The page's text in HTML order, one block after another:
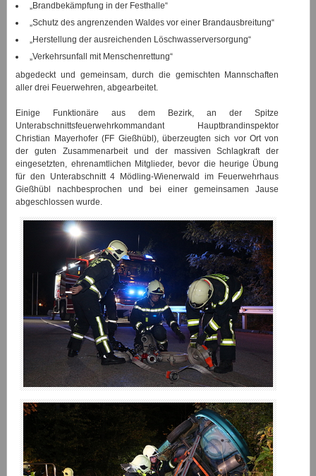
„Brandbekämpfung in der Festhalle“
„Schutz des angrenzenden Waldes vor einer Brandausbreitung“
„Herstellung der ausreichenden Löschwasserversorgung“
„Verkehrsunfall mit Menschenrettung“
abgedeckt und gemeinsam, durch die gemischten Mannschaften
aller drei Feuerwehren, abgearbeitet.
Einige Funktionäre aus dem Bezirk, an der Spitze
Unterabschnittsfeuerwehrkommandant Hauptbrandinspektor
Christian Mayerhofer (FF Gießhübl), überzeugten sich vor Ort von
der guten Zusammenarbeit und der massiven Schlagkraft der
eingesetzten, ehrenamtlichen Mitglieder, bevor die heurige Übung
für den Unterabschnitt 4 Mödling-Wienerwald im Feuerwehrhaus
Gießhübl nachbesprochen und bei einer gemeinsamen Jause
abgeschlossen wurde.